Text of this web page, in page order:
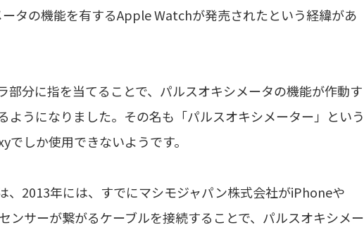
タの機能を有するApple Watchが発売されたという経緯があ
部分に指を当てることで、パルスオキシメータの機能が作動す
ようになりました。その名も「パルスオキシメーター」という
しか使用できないようです。
、2013年には、すでにマシモジャパン株式会社がiPhoneや
ンサーが繋がるケーブルを接続することで、パルスオキシメー